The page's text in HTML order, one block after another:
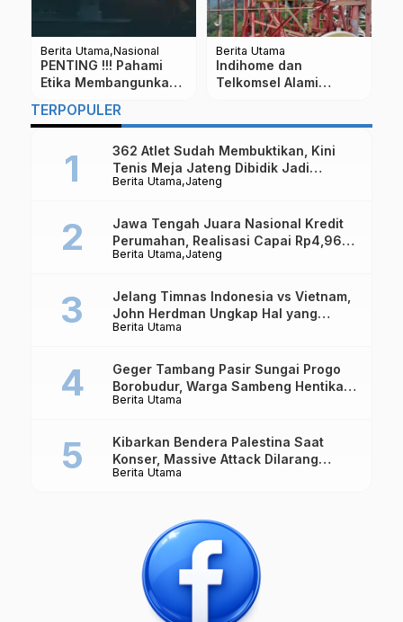
Berita Utama Nasional
PENTING !!! Pahami
Etika Membangunkan
Towa Masjid
Berita Utama
Indihome dan
Telkomsel Alami
TERPOPULER
Berita Utama Jateng
362 Atlet Sudah Membuktikan, Kini
Tenis Meja Jateng Dibidik Jadi
Kekuatan Nasional
Berita Utama Jateng
Jawa Tengah Juara Nasional Kredit
Perumahan, Realisasi Capai Rp4,96
Triliun
Berita Utama
Jelang Timnas Indonesia vs Vietnam,
John Herdman Ungkap Hal yang
Dipertaruhkan
Berita Utama
Geger Tambang Pasir Sungai Progo
Borobudur, Warga Sambeng Hentikan
Alat Berat dan Usir Truk
Berita Utama
Kibarkan Bendera Palestina Saat
Konser, Massive Attack Dilarang
Masuk Singapura Lagi